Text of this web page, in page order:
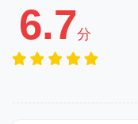
6.7分